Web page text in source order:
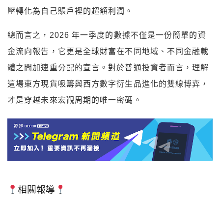
壓轉化為自己賬戶裡的超額利潤。​
總而言之，2026 年一季度的數據不僅是一份簡單的資
金流向報告，它更是全球財富在不同地域、不同金融載
體之間加速重分配的宣言。對於普通投資者而言，理解
這場東方現貨吸籌與西方數字衍生品進化的雙線博弈，
才是穿越未來宏觀周期的唯一密碼。​
相關報導